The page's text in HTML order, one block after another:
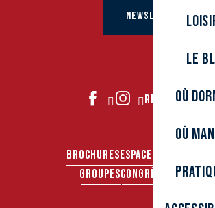
Le
Où
Où
NEWSLETTER
REJOIGNEZ-
BROCHURESESPACE PRO
GROUPESCONGRÈS &